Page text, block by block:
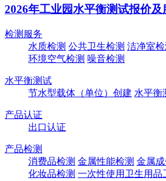
2026年工业园水平衡测试报价
检测服务
水质检测 公共卫生检测 洁净室检
环境空气检测 噪音检测
水平衡测试
节水型载体（单位）创建 水平衡
产品认证
出口认证
产品检测
消费品检测 金属性能检测 金属
化妆品检测 一次性使用卫生用品